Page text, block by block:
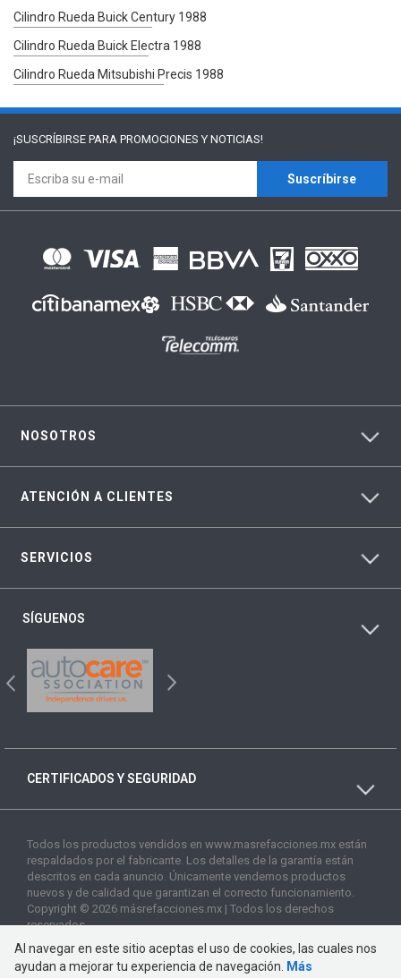
Cilindro Rueda Buick Century 1988
Cilindro Rueda Buick Electra 1988
Cilindro Rueda Mitsubishi Precis 1988
¡SUSCRÍBIRSE PARA PROMOCIONES Y NOTICIAS!
Suscríbirse
NOSOTROS
ATENCIÓN A CLIENTES
SERVICIOS
SÍGUENOS
CERTIFICADOS Y SEGURIDAD
Todos los productos vendidos en www.masrefacciones.mx están
respaldados por el fabricante. Los detalles de la garantía están
descritos en cada anuncio. Únicamente vendemos productos
nuevos y de calidad que garantizan el correcto funcionamiento.
Copyright © 2026 másrefacciones.mx | Todos los derechos
reservados
Al navegar en este sitio aceptas el uso de cookies, las cuales nos
ayudan a mejorar tu experiencia de navegación.
Más